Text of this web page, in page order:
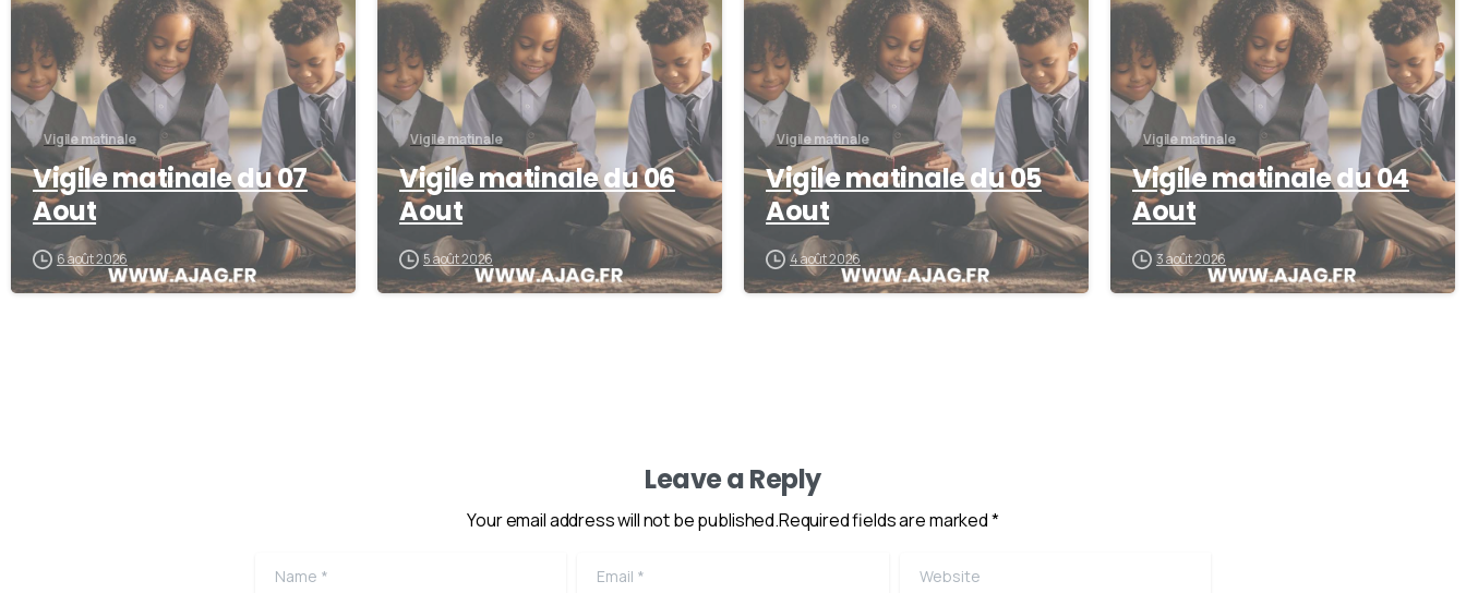
Vigile matinale
Vigile matinale du 07
Aout
6 août 2026
Vigile matinale
Vigile matinale du 06
Aout
5 août 2026
Vigile matinale
Vigile matinale du 05
Aout
4 août 2026
Vigile matinale
Vigile matinale du 04
Aout
3 août 2026
Leave a Reply
Your email address will not be published.Required fields are marked *
Name
Email Website